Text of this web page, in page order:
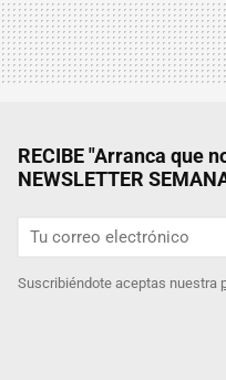
RECIBE "Arranca que
NEWSLETTER
Suscribiéndote aceptas nuestra